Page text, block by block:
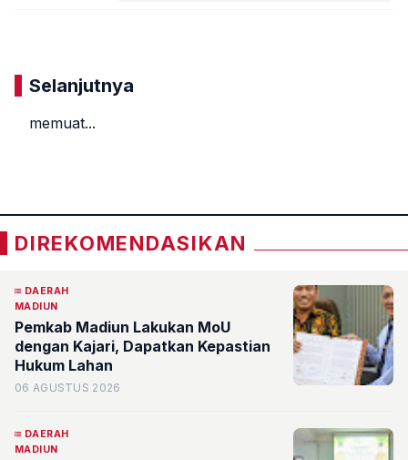
Selanjutnya
memuat...
DIREKOMENDASIKAN
DAERAH
MADIUN
Pemkab Madiun Lakukan MoU
dengan Kajari, Dapatkan Kepastian
Hukum Lahan
06 AGUSTUS 2026
DAERAH
MADIUN